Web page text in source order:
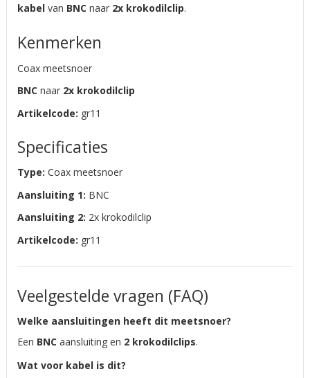
kabelvan BNCnaar 2x krokodilclip.
Kenmerken
Coax meetsnoer
BNCnaar 2x krokodilclip
Artikelcode: gr11
Specificaties
Type: Coax meetsnoer
Aansluiting 1: BNC
Aansluiting 2: 2x krokodilclip
Artikelcode: gr11
Veelgestelde vragen (FAQ)
Welke aansluitingen heeft dit meetsnoer?
Een BNCaansluiting en 2 krokodilclips.
Wat voor kabel is dit?